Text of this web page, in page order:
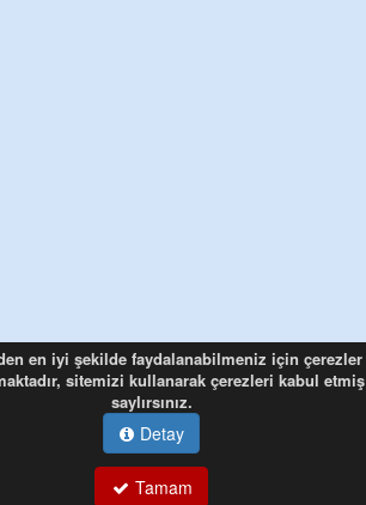
en iyi şekilde faydalanabilmeniz için çerezler
sitemizi kullanarak çerezleri kabul etmiş
saylırsınız.
Detay
Tamam